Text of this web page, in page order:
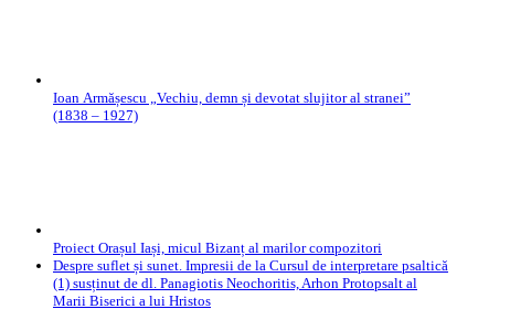
Ioan Armășescu „Vechiu, demn și devotat slujitor al stranei”
(1838 – 1927)
Proiect Orașul Iași, micul Bizanț al marilor compozitori
Despre suflet și sunet. Impresii de la Cursul de interpretare psaltică
(1) susținut de dl. Panagiotis Neochoritis, Arhon Protopsalt al
Marii Biserici a lui Hristos